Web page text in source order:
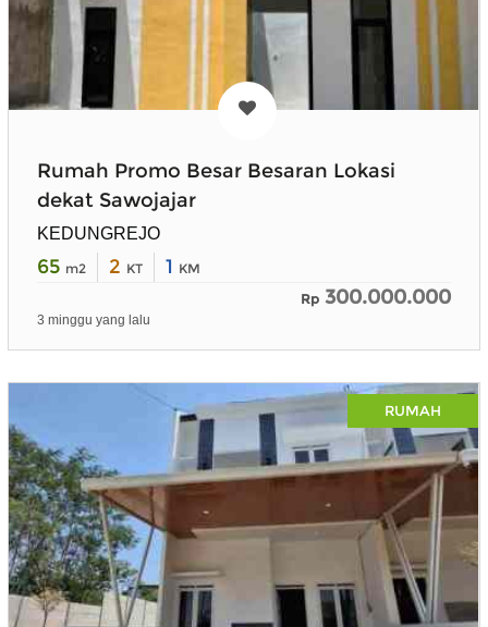
Rumah Promo Besar Besaran Lokasi
dekat Sawojajar
KEDUNGREJO
65 m2 2 KT 1 KM
Rp 300.000.000
3 minggu yang lalu
RUMAH